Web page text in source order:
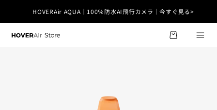
ンツに
進む
カ
ー
HOVERAir AQUA｜100％防水AI飛行カメラ｜今すぐ見る>
X1 Smart｜超軽量99g・免許不要｜今すぐ見る>